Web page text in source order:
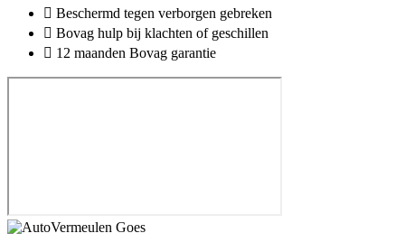
Beschermd tegen verborgen gebreken
Bovag hulp bij klachten of geschillen
12 maanden Bovag garantie